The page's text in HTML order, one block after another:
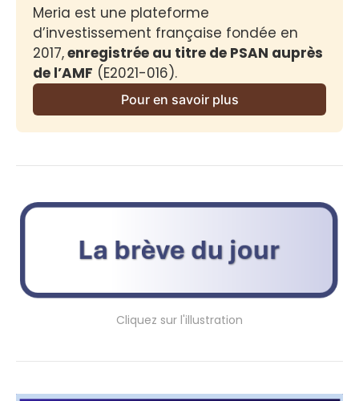
Meria est une plateforme
d’investissement française fondée en
2017, enregistrée au titre de PSAN auprès
de l’AMF (E2021-016).
Pour en savoir plus
Cliquez sur l'illustration